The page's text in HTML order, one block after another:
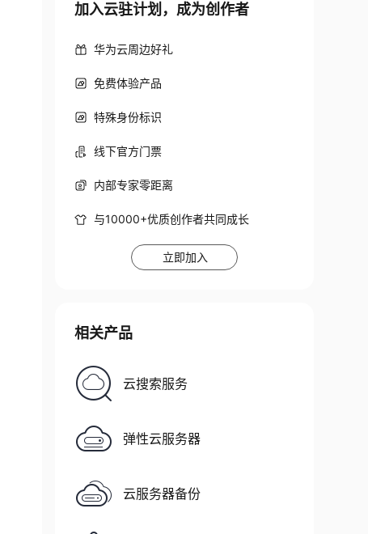
加入云驻计划，成为创作者
华为云周边好礼
免费体验产品
特殊身份标识
线下官方门票
内部专家零距离
与10000+优质创作者共同成长
立即加入
相关产品
云搜索服务
弹性云服务器
云服务器备份